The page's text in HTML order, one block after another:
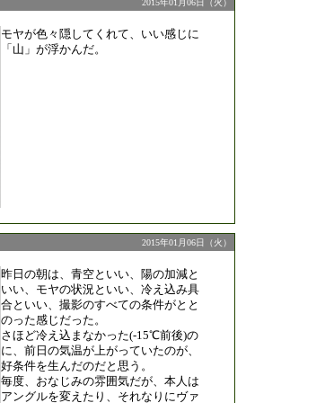
2015年01月06日（火）
モヤが色々隠してくれて、いい感じに
「山」が浮かんだ。
2015年01月06日（火）
昨日の朝は、青空といい、陽の加減と
いい、モヤの状況といい、冷え込み具
合といい、撮影のすべての条件がとと
のった感じだった。
さほど冷え込まなかった(-15℃前後)の
に、前日の気温が上がっていたのが、
好条件を生んだのだと思う。
毎度、おなじみの雰囲気だが、本人は
アングルを変えたり、それなりにヴァ